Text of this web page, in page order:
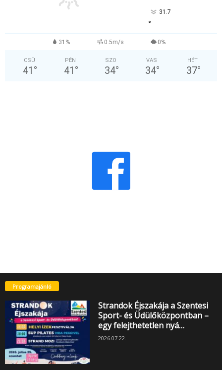
31.7
°
31% 0.5m/s 0%
CSÜ
41 °
PÉN
41 °
SZO
34°
VAS
34°
HÉT
37°
Programajánló
Strandok Éjszakája a Szentesi
Sport- és Üdülőközpontban –
egy felejthetetlen nyá…
2026.07.22.